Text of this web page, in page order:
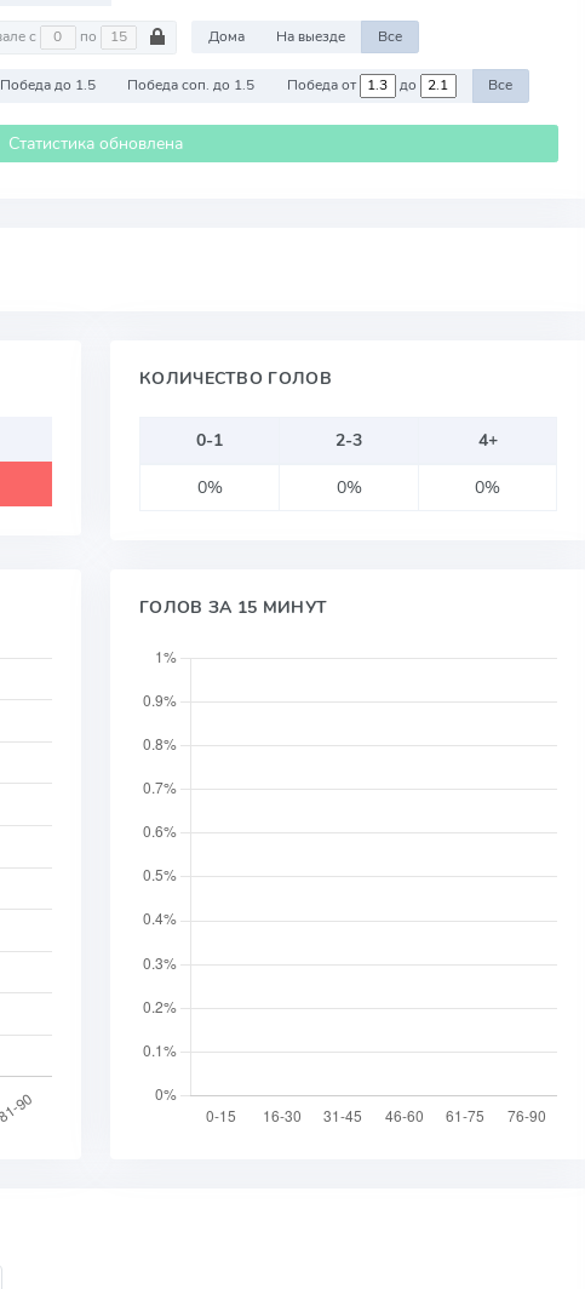
На интервале с по Дома На выезде Все
Победа до 1.5 Победа соп. до 1.5 Победа от до Все
Статистика обновлена
КОЛИЧЕСТВО ГОЛОВ
0-1 2-3
4+
0%
0% 0%
ГОЛОВ ЗА 15 МИНУТ